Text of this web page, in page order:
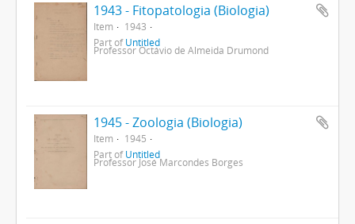
1943 - Fitopatologia (Biologia)
Item
1943
Part ofUntitled
Professor Octávio de Almeida Drumond
1945 - Zoologia (Biologia)
Item
1945
Part ofUntitled
Professor José Marcondes Borges